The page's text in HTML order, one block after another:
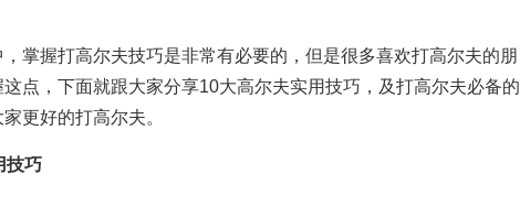
，掌握打高尔夫技巧是非常有必要的，但是很多喜欢打高尔夫的朋
点，下面就跟大家分享10大高尔夫实用技巧 ，及打高尔夫必备的
更好的打高尔夫。
巧